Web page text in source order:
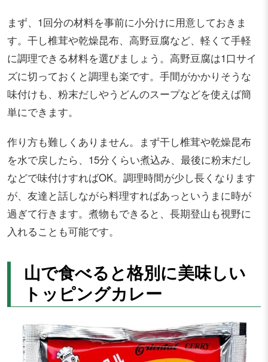
まず、1回分の材料を事前に小分けに用意しておきま
す。干し椎茸や乾燥昆布、高野豆腐など、軽くて手軽
に調理できる材料を選びましょう。高野豆腐は1口サイ
ズに切っておくと調理も楽です。手間がかかりそうな
味付けも、粉末だしやうどんのスープなどを使えば簡
単にできます。
作り方も難しくありません。まず干し椎茸や乾燥昆布
を水で戻したら、15分くらい煮込み、最後に粉末だし
などで味付けすればOK。調理時間が少し長くなります
が、友達と話しながら料理すればあっというまに時が
過ぎて行きます。煮物もできると、長期登山も視野に
入れることも可能です。
山で食べると格別に美味しい
トッピングカレー